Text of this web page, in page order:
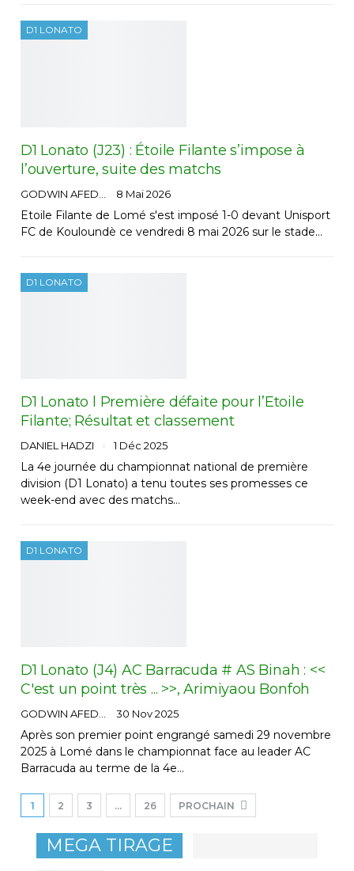
D1 LONATO
D1 Lonato (J23) : Étoile Filante s’impose à
l’ouverture, suite des matchs
8 Mai 2026
Etoile Filante de Lomé s'est imposé 1-0 devant Unisport
FC de Kouloundè ce vendredi 8 mai 2026 sur le stade…
D1 LONATO
D1 Lonato l Première défaite pour l’Etoile
Filante; Résultat et classement
DANIEL HADZI 1 Déc 2025
La 4e journée du championnat national de première
division (D1 Lonato) a tenu toutes ses promesses ce
week-end avec des matchs…
D1 LONATO
D1 Lonato (J4) AC Barracuda # AS Binah : <<
C'est un point très ... >>, Arimiyaou Bonfoh
GODWIN AFEDO 30 Nov 2025
Après son premier point engrangé samedi 29 novembre
2025 à Lomé dans le championnat face au leader AC
Barracuda au terme de la 4e…
1 2 3 … 26 PROCHAIN
MEGA TIRAGE